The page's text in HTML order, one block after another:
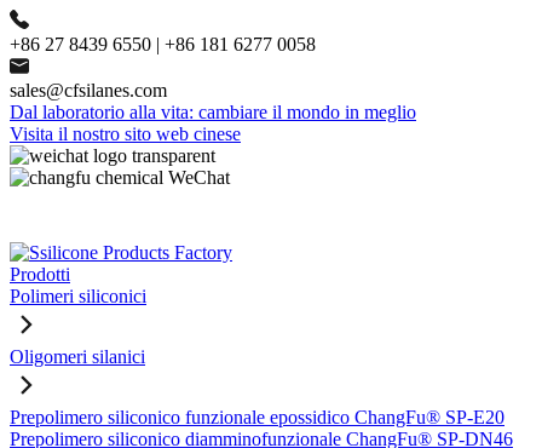
+86 27 8439 6550 | +86 181 6277 0058
sales@cfsilanes.com
Dal laboratorio alla vita: cambiare il mondo in meglio
Visita il nostro sito web cinese
Prodotti
Polimeri siliconici
Oligomeri silanici
Prepolimero siliconico funzionale epossidico ChangFu® SP-E20
Prepolimero siliconico diamminofunzionale ChangFu® SP-DN46